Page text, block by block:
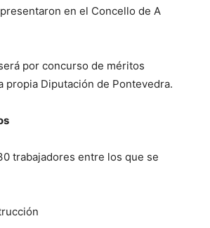
en el Concello de A
por concurso de méritos
propia Diputación de Pontevedra.
trabajadores entre los que se